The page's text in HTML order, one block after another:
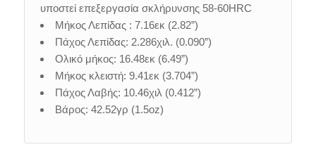
υποστεί επεξεργασία σκλήρυνσης 58-60HRC
Μήκος Λεπίδας : 7.16εκ (2.82”)
Πάχος Λεπίδας: 2.286χιλ. (0.090”)
Ολικό μήκος: 16.48εκ (6.49”)
Μήκος κλειστή: 9.41εκ (3.704”)
Πάχος Λαβής: 10.46χιλ (0.412”)
Βάρος: 42.52γρ (1.5oz)